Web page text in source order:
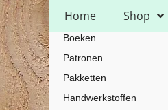
Home Shop
Home Shop
Boeken
Patronen
Pakketten
Handwerkstoffen